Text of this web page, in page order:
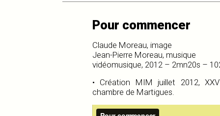
Pour commencer
Claude Moreau, image
Jean-Pierre Moreau, musique
vidéomusique, 2012 – 2mn20s –
• Création MIM juillet 2012,
chambre de Martigues.